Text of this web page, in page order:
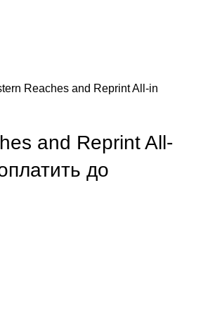
Reaches and Reprint All-in
and Reprint All-
до